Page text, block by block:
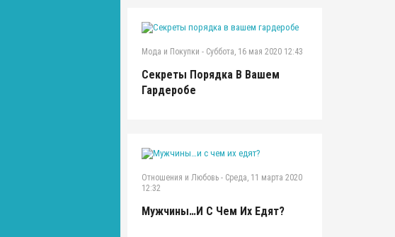
Мода и Покупки - Суббота, 16 мая 2020 12:43
Секреты Порядка В Вашем
Гардеробе
Отношения и Любовь - Среда, 11 марта 2020
12:32
Мужчины…и С Чем Их Едят?